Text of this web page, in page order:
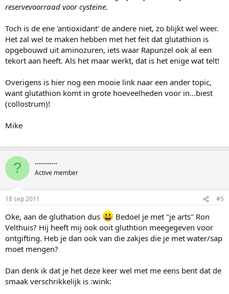
reservevoorraad voor cysteïne.
Toch is de ene 'antioxidant' de andere niet, zo blijkt wel weer.
Het zal wel te maken hebben met het feit dat glutathion is
opgebouwd uit aminozuren, iets waar Rapunzel ook al een
tekort aan heeft. Als het maar werkt, dat is het enige wat telt!
Overigens is hier nog een mooie link naar een ander topic,
want glutathion komt in grote hoeveelheden voor in...biest
(collostrum)!
Mike
? ...........
Active member
18 sep 2011 #5
Oke, aan de gluthation dus
Bedoel je met "je arts" Ron
Velthuis? Hij heeft mij ook ooit gluthtion meegegeven voor
ontgifting. Heb je dan ook van die zakjes die je met water/sap
moet mengen?
Dan denk ik dat je het deze keer wel met me eens bent dat de
smaak verschrikkelijk is :wink: